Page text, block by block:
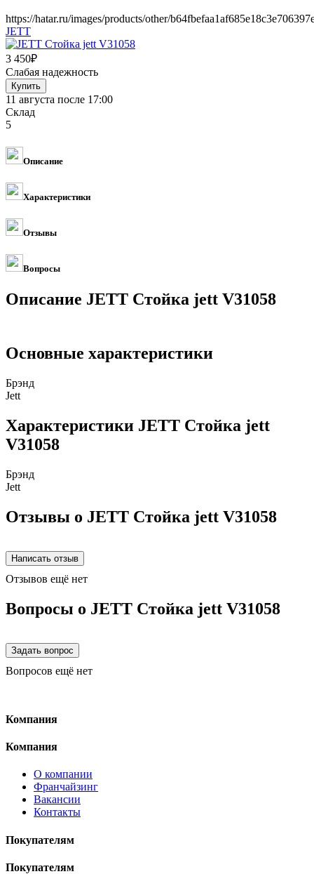
https://hatar.ru/images/products/other/
JETT
3 450₽
Слабая надежность
11 августа после 17:00
Склад
5
Описание
Характеристики
Отзывы
Вопросы
Описание JETT Стойка jett V31058
Основные характеристики
Брэнд
Jett
Характеристики JETT Стойка jett
V31058
Брэнд
Jett
Отзывы о JETT Стойка jett V31058
Отзывов ещё нет
Вопросы о JETT Стойка jett V31058
Вопросов ещё нет
Компания
Компания
О компании
Франчайзинг
Вакансии
Контакты
Покупателям
Покупателям